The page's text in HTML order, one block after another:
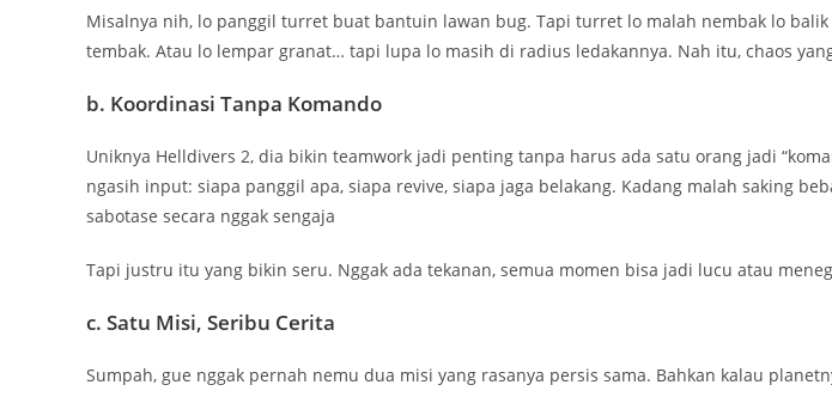
Misalnya nih, lo panggil turret buat bantuin lawan bug. Tapi turret lo malah nembak lo
tembak. Atau lo lempar granat… tapi lupa lo masih di radius ledakannya. Nah itu, chaos
b. Koordinasi Tanpa Komando
Uniknya Helldivers 2, dia bikin teamwork jadi penting tanpa harus ada satu orang jadi
ngasih input: siapa panggil apa, siapa revive, siapa jaga belakang. Kadang malah saking
sabotase secara nggak sengaja
Tapi justru itu yang bikin seru. Nggak ada tekanan, semua momen bisa jadi lucu atau
c. Satu Misi, Seribu Cerita
Sumpah, gue nggak pernah nemu dua misi yang rasanya persis sama. Bahkan kalau